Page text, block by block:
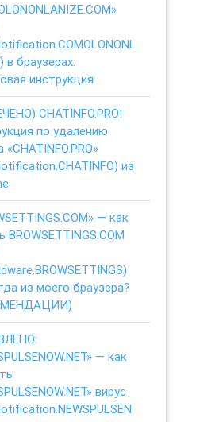
в браузерах:
инструкция
CHATINFO.PRO!
по удалению
«CHATINFO.PRO»
из
— как
BROWSETTINGS.COM
из моего браузера?
— как
вирус